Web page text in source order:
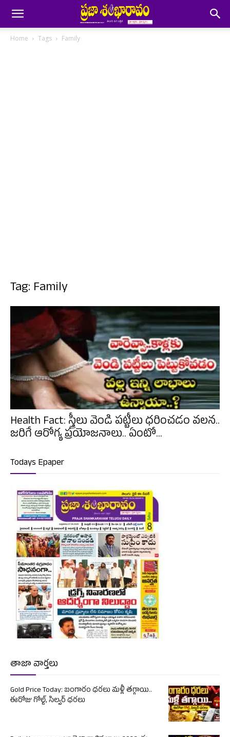
Home Tags Family
Tag: Family
Health Fact: స్త్రీలు వెండి పట్టీలు ధరించడం వలన..
జరిగే ఆరోగ్య ప్రయోజనాలు.. ఏంటో...
Todays Epaper
తాజా వార్తలు
Gold Price Today: బంగారం ధరలు మళ్లీ తగ్గాయి..
ఈరోజు గోల్డ్, సిల్వర్ ధరలు